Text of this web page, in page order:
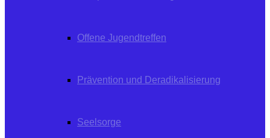
Offene Jugendtreffen
Prävention und Deradikalisierung
Seelsorge